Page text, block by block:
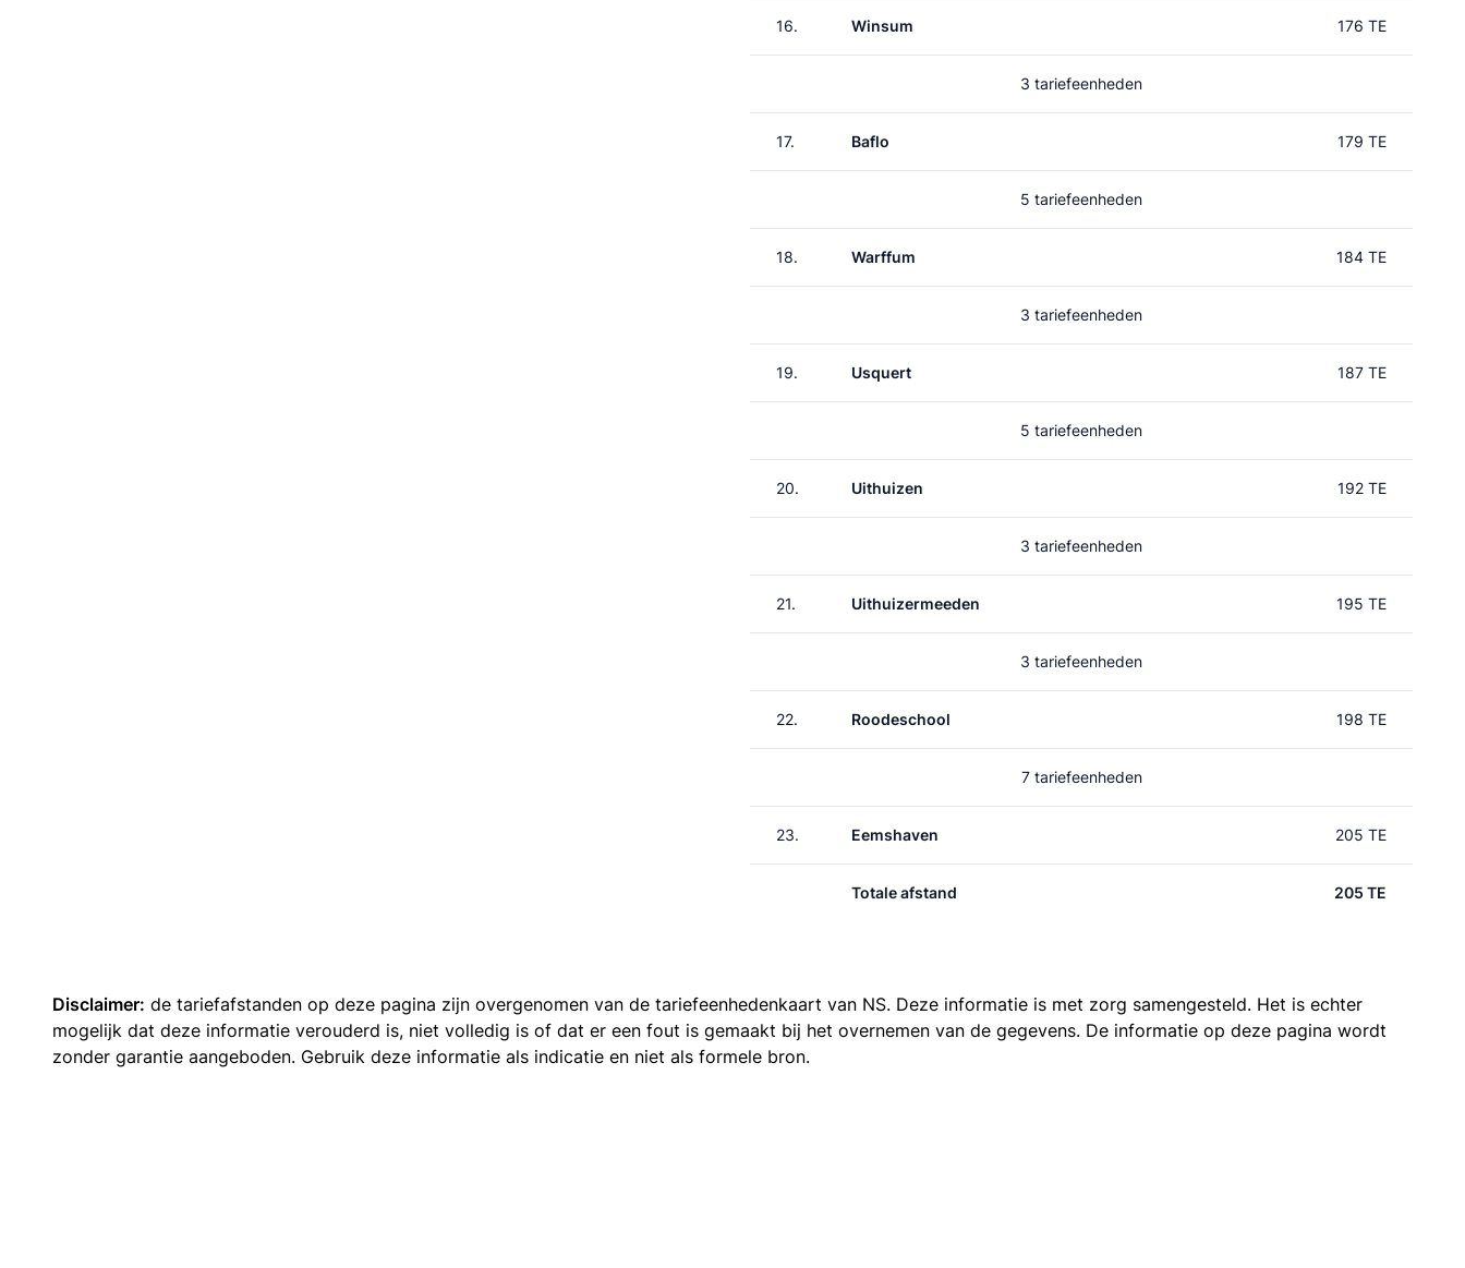
16. Winsum 176 TE
3 tariefeenheden
17. Baflo 179 TE
5 tariefeenheden
18. Warffum 184 TE
3 tariefeenheden
19. Usquert 187 TE
5 tariefeenheden
20. Uithuizen 192 TE
3 tariefeenheden
21. Uithuizermeeden 195 TE
3 tariefeenheden
22. Roodeschool 198 TE
7 tariefeenheden
23. Eemshaven 205 TE
Totale afstand 205 TE
Disclaimer: de tariefafstanden op deze pagina zijn overgenomen van de tariefeenhedenkaart van NS. Deze informatie is met zorg samengesteld. Het is echter
mogelijk dat deze informatie verouderd is, niet volledig is of dat er een fout is gemaakt bij het overnemen van de gegevens. De informatie op deze pagina wordt
zonder garantie aangeboden. Gebruik deze informatie als indicatie en niet als formele bron.